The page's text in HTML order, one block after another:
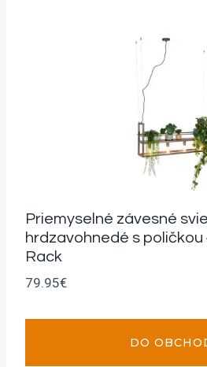
Priemyselné závesné
hrdzavohnedé s
Rack
79.95€
DO